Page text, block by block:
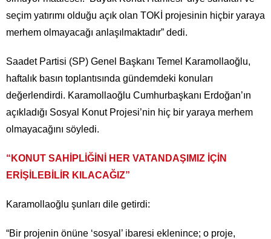
seçim yatırımı olduğu açık olan TOKİ projesinin hiçbir yaraya
merhem olmayacağı anlaşılmaktadır” dedi.
Saadet Partisi (SP) Genel Başkanı Temel Karamollaoğlu,
haftalık basın toplantısında gündemdeki konuları
değerlendirdi. Karamollaoğlu Cumhurbaşkanı Erdoğan’ın
açıkladığı Sosyal Konut Projesi’nin hiç bir yaraya merhem
olmayacağını söyledi.
“KONUT SAHİPLİĞİNİ HER VATANDAŞIMIZ İÇİN
ERİŞİLEBİLİR KILACAĞIZ”
Karamollaoğlu şunları dile getirdi:
“Bir projenin önüne ‘sosyal’ ibaresi eklenince; o proje,